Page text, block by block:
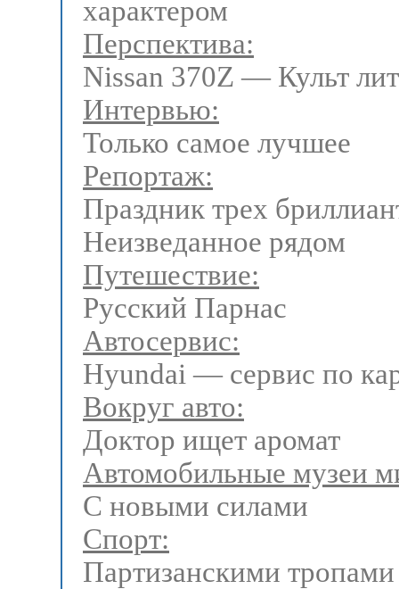
характером
Перспектива:
Nissan 370Z — Культ
Интервью:
Только самое лучшее
Репортаж:
Праздник трех
Неизведанное рядом
Путешествие:
Русский Парнас
Автосервис:
Hyundai — сервис по
Вокруг авто:
Доктор ищет аромат
Автомобильные музеи
С новыми силами
Спорт:
Партизанскими тропами